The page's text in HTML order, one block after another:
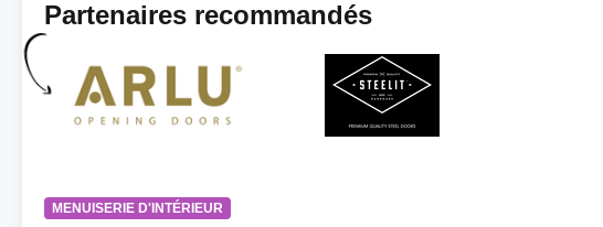
Partenaires recommandés
MENUISERIE D'INTÉRIEUR